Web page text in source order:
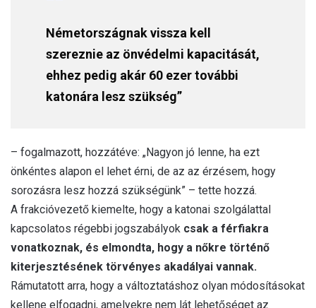
Németországnak vissza kell
szereznie az önvédelmi kapacitását,
ehhez pedig akár 60 ezer további
katonára lesz szükség”
– fogalmazott, hozzátéve: „Nagyon jó lenne, ha ezt
önkéntes alapon el lehet érni, de az az érzésem, hogy
sorozásra lesz hozzá szükségünk” – tette hozzá.
A frakcióvezető kiemelte, hogy a katonai szolgálattal
kapcsolatos régebbi jogszabályok csak a férfiakra
vonatkoznak, és elmondta, hogy a nőkre történő
kiterjesztésének törvényes akadályai vannak.
Rámutatott arra, hogy a változtatáshoz olyan módosításokat
kellene elfogadni, amelyekre nem lát lehetőséget az